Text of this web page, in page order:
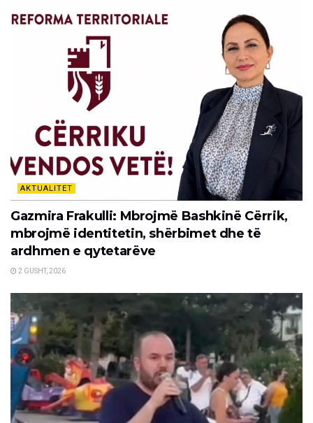
AKTUALITET
Gazmira Frakulli: Mbrojmë Bashkinë Cërrik,
mbrojmë identitetin, shërbimet dhe të
ardhmen e qytetarëve
2 GUSHT, 2026